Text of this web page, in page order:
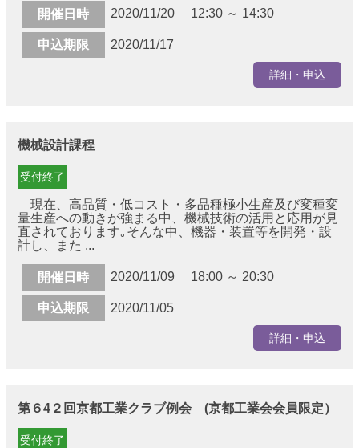
開催日時 2020/11/20 12:30 ～ 14:30
申込期限 2020/11/17
詳細・申込
機械設計課程
受付終了
現在、高品質・低コスト・多品種極小生産及び変種変
量生産への動きが強まる中、機械技術の活用と応用が見
直されております｡そんな中、機器・装置等を開発・設
計し、また ...
開催日時 2020/11/09 18:00 ～ 20:30
申込期限 2020/11/05
詳細・申込
第６4２回京都工業クラブ例会 (京都工業会会員限定）
受付終了